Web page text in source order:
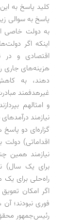
کلید پاسخ به
پاسخ به سوالی
به دولت خاصی
اینکه اگر
اقتصادی و در
هزینه‌های جاری
دهند، به
غیرهدفمند
و امثالهم
نیازمند
گزاره‌ای دو
اقداماتی) دولت
نیازمند
برای یک سال)
راه‌حلی برای
اگر امکان
فوری نبودند؛
رئیس‌جمهور